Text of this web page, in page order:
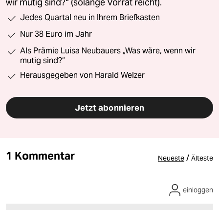
wir mutig sind?“ (solange Vorrat reicht).
Jedes Quartal neu in Ihrem Briefkasten
Nur 38 Euro im Jahr
Als Prämie Luisa Neubauers „Was wäre, wenn wir
mutig sind?“
Herausgegeben von Harald Welzer
Jetzt abonnieren
1 Kommentar Neueste / Älteste
einloggen